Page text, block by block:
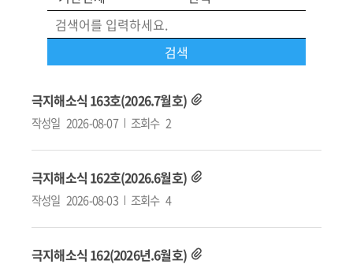
극지해소식 163호(2026.7월호)
작성일 2026-08-07 조회수 2
극지해소식 162호(2026.6월호)
작성일 2026-08-03 조회수 4
극지해소식 162(2026년.6월호)